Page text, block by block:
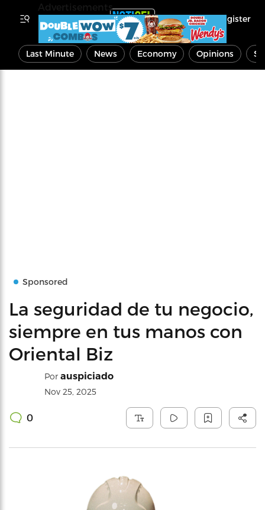
Register
Last Minute News Economy Opinions
Sponsored
La seguridad de tu negocio,
siempre en tus manos con
Oriental Biz
Por auspiciado
Nov 25, 2025
0
Advertisements